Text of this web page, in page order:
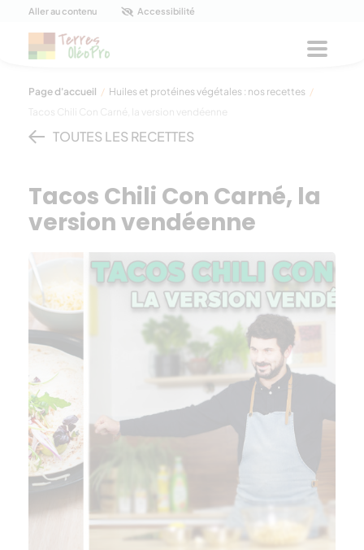
Panneau de gestion des cookies
Aller au contenu Accessibilité
Page d'accueil / Huiles et protéines végétales : nos recettes /
Tacos Chili Con Carné, la version vendéenne
TOUTES LES RECETTES
Tacos Chili Con Carné, la
version vendéenne